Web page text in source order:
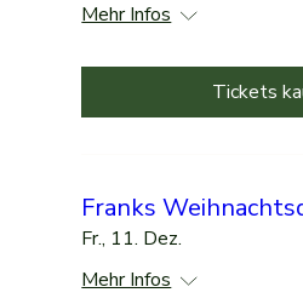
Mehr Infos
Tickets
Franks
Fr., 11. Dez.
Mehr Infos